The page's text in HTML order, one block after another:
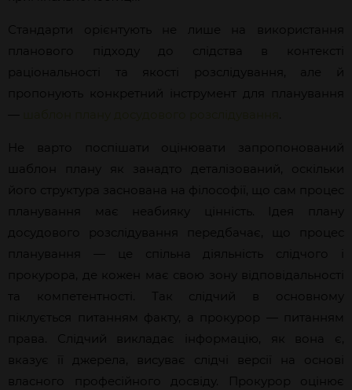
Стандарти орієнтують не лише на використання
планового підходу до слідства в контексті
раціональності та якості розслідування, але й
пропонують конкретний інструмент для планування
—
Не варто поспішати оцінювати запропонований
шаблон плану як занадто деталізований, оскільки
його структура заснована на філософії, що сам процес
планування має неабияку цінність. Ідея плану
досудового розслідування передбачає, що процес
планування — це спільна діяльність слідчого і
прокурора, де кожен має свою зону відповідальності
та компетентності. Так слідчий в основному
піклується питанням факту, а прокурор — питанням
права. Слідчий викладає інформацію, як вона є,
вказує її джерела, висуває слідчі версії на основі
власного професійного досвіду. Прокурор оцінює